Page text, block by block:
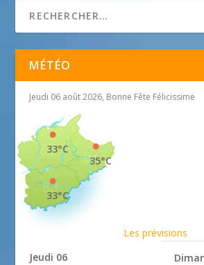
MÉTÉO
Jeudi 06 août 2026, Bonne Fête Félicissime
35°C
33°C
33°C
Les prévisions
Jeudi 06